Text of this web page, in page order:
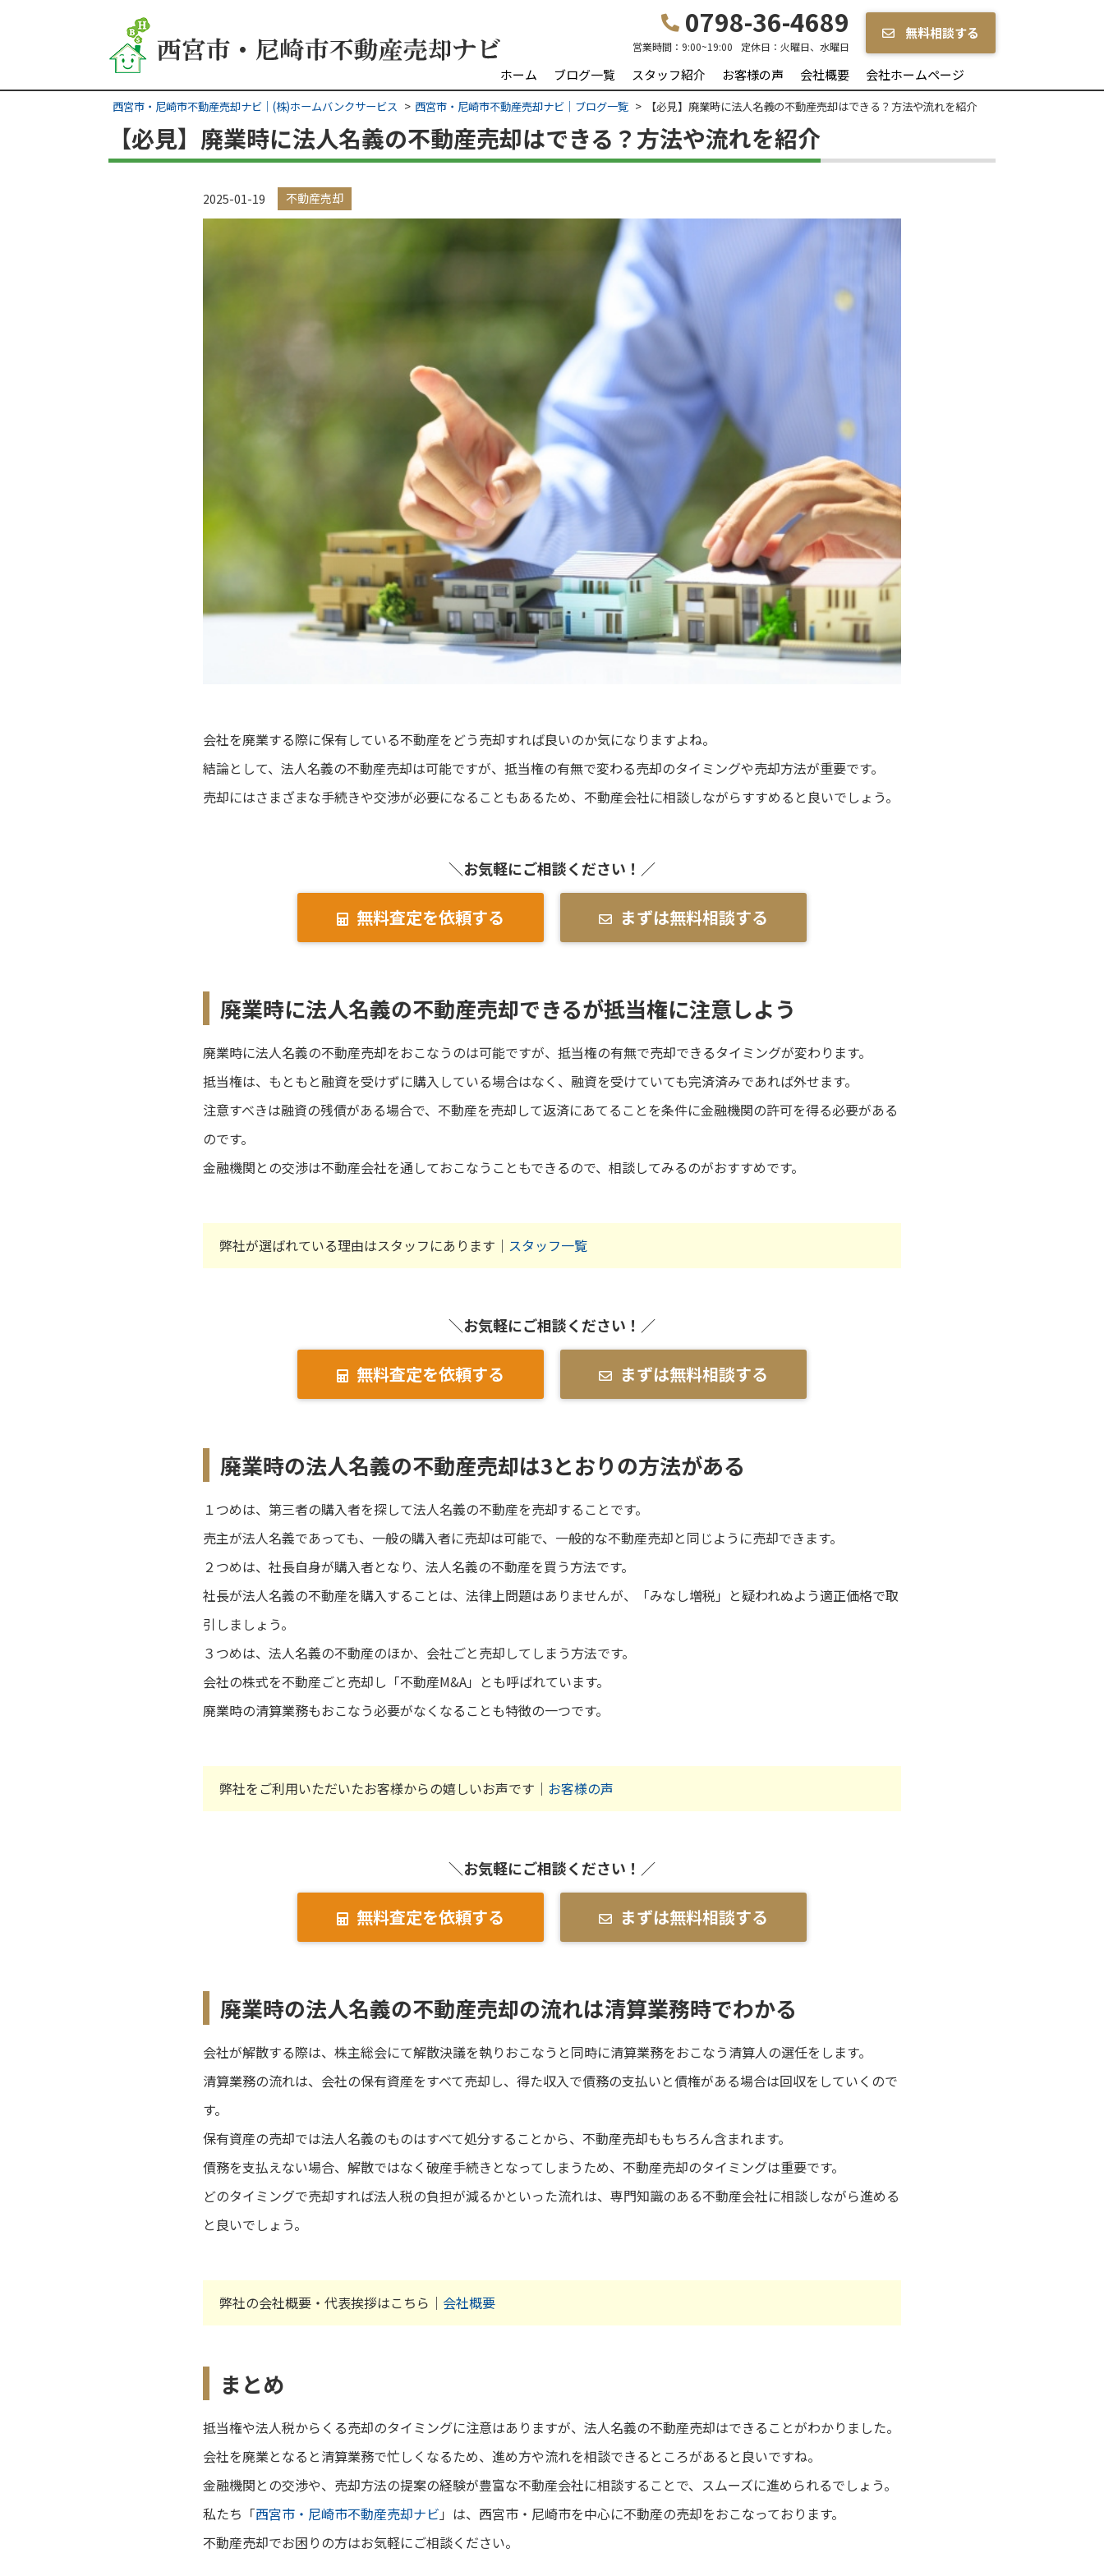
0798-36-4689
営業時間： 9:00~19:00 定休日： 火曜日、水曜日
無料相談する
ホーム ブログ一覧 スタッフ紹介 お客様の声 会社概要 会社ホームページ
西宮市・尼崎市不動産売却ナビ｜(株)ホームバンクサービス 西宮市・尼崎市不動産売却ナビ｜ブログ一覧 【必見】廃業時に法人名義の不動産売却はできる？方法や流れを紹介
【必見】廃業時に法人名義の不動産売却はできる？方法や流れを紹介
2025-01-19 不動産売却
会社を廃業する際に保有している不動産をどう売却すれば良いのか気になりますよね。
結論として、法人名義の不動産売却は可能ですが、抵当権の有無で変わる売却のタイミングや売却方法が重要です。
売却にはさまざまな手続きや交渉が必要になることもあるため、不動産会社に相談しながらすすめると良いでしょう。
＼お気軽にご相談ください！／
無料査定を依頼する まずは無料相談する
廃業時に法人名義の不動産売却できるが抵当権に注意しよう
廃業時に法人名義の不動産売却をおこなうのは可能ですが、抵当権の有無で売却できるタイミングが変わります。
抵当権は、もともと融資を受けずに購入している場合はなく、融資を受けていても完済済みであれば外せます。
注意すべきは融資の残債がある場合で、不動産を売却して返済にあてることを条件に金融機関の許可を得る必要がある
のです。
金融機関との交渉は不動産会社を通しておこなうこともできるので、相談してみるのがおすすめです。
弊社が選ばれている理由はスタッフにあります｜ スタッフ一覧
＼お気軽にご相談ください！／
無料査定を依頼する まずは無料相談する
廃業時の法人名義の不動産売却は3とおりの方法がある
１つめは、第三者の購入者を探して法人名義の不動産を売却することです。
売主が法人名義であっても、一般の購入者に売却は可能で、一般的な不動産売却と同じように売却できます。
２つめは、社長自身が購入者となり、法人名義の不動産を買う方法です。
社長が法人名義の不動産を購入することは、法律上問題はありませんが、「みなし増税」と疑われぬよう適正価格で取
引しましょう。
３つめは、法人名義の不動産のほか、会社ごと売却してしまう方法です。
会社の株式を不動産ごと売却し「不動産M&A」とも呼ばれています。
廃業時の清算業務もおこなう必要がなくなることも特徴の一つです。
弊社をご利用いただいたお客様からの嬉しいお声です｜ お客様の声
＼お気軽にご相談ください！／
無料査定を依頼する まずは無料相談する
廃業時の法人名義の不動産売却の流れは清算業務時でわかる
会社が解散する際は、株主総会にて解散決議を執りおこなうと同時に清算業務をおこなう清算人の選任をします。
清算業務の流れは、会社の保有資産をすべて売却し、得た収入で債務の支払いと債権がある場合は回収をしていくので
す。
保有資産の売却では法人名義のものはすべて処分することから、不動産売却ももちろん含まれます。
債務を支払えない場合、解散ではなく破産手続きとなってしまうため、不動産売却のタイミングは重要です。
どのタイミングで売却すれば法人税の負担が減るかといった流れは、専門知識のある不動産会社に相談しながら進める
と良いでしょう。
弊社の会社概要・代表挨拶はこちら｜ 会社概要
まとめ
抵当権や法人税からくる売却のタイミングに注意はありますが、法人名義の不動産売却はできることがわかりました。
会社を廃業となると清算業務で忙しくなるため、進め方や流れを相談できるところがあると良いですね。
金融機関との交渉や、売却方法の提案の経験が豊富な不動産会社に相談することで、スムーズに進められるでしょう。
私たち「西宮市・尼崎市不動産売却ナビ 」は、西宮市・尼崎市を中心に不動産の売却をおこなっております。
不動産売却でお困りの方はお気軽にご相談ください。